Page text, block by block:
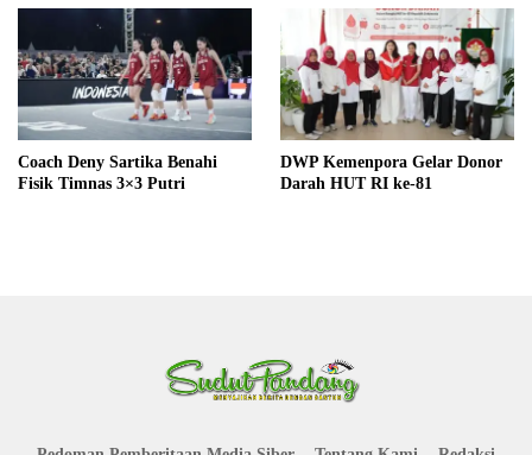
Coach Deny Sartika Benahi
Fisik Timnas 3×3 Putri
DWP Kemenpora Gelar Donor
Darah HUT RI ke-81